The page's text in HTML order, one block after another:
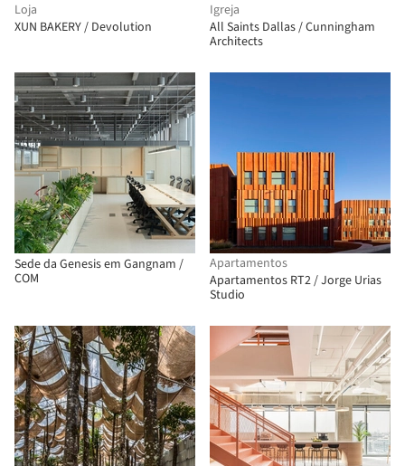
Loja
XUN BAKERY / Devolution
Igreja
All Saints Dallas / Cunningham
Architects
Sede da Genesis em Gangnam /
COM
Apartamentos
Apartamentos RT2 / Jorge Urias
Studio